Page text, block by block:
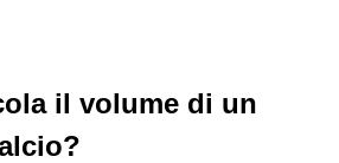
il volume di un